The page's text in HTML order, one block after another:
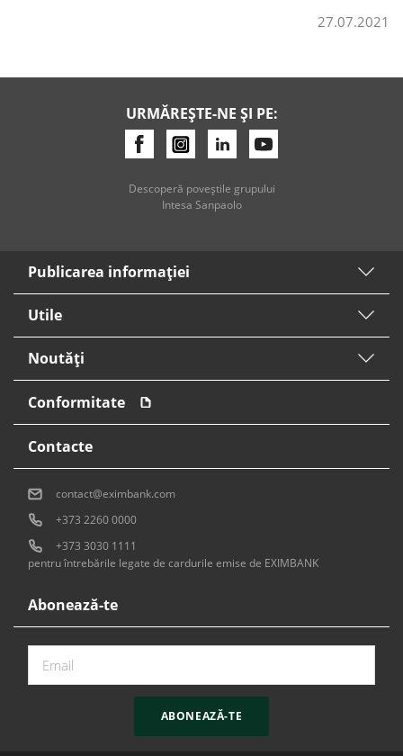
27.07.2021
URMĂREȘTE-NE ȘI PE:
Descoperă poveştile grupului
Intesa Sanpaolo
Publicarea informaţiei
Utile
Noutăți
Conformitate
Abonează-te
ABONEAZĂ-TE
Contacte
contact@eximbank.com
+373 2260 0000
+373 3030 1111
pentru întrebările legate de cardurile emise de EXIMBANK